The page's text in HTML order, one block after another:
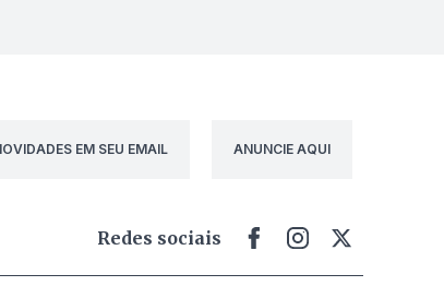
EM SEU EMAIL ANUNCIE AQUI
Redes sociais